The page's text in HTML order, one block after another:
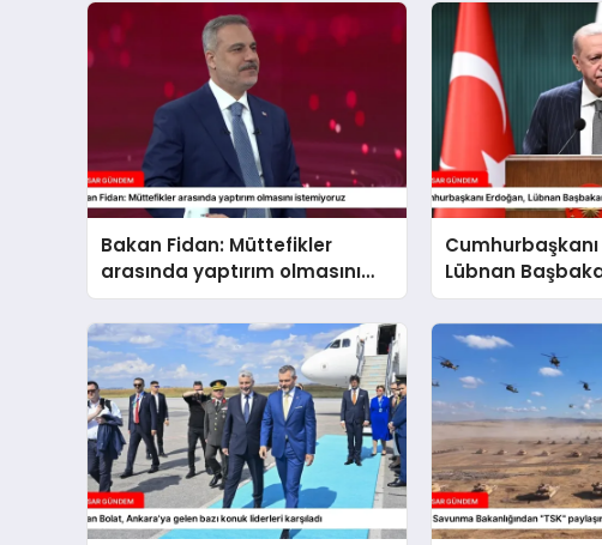
Bakan Fidan: Müttefikler
arasında yaptırım olmasını
istemiyoruz
Lübnan
ağırlayacak